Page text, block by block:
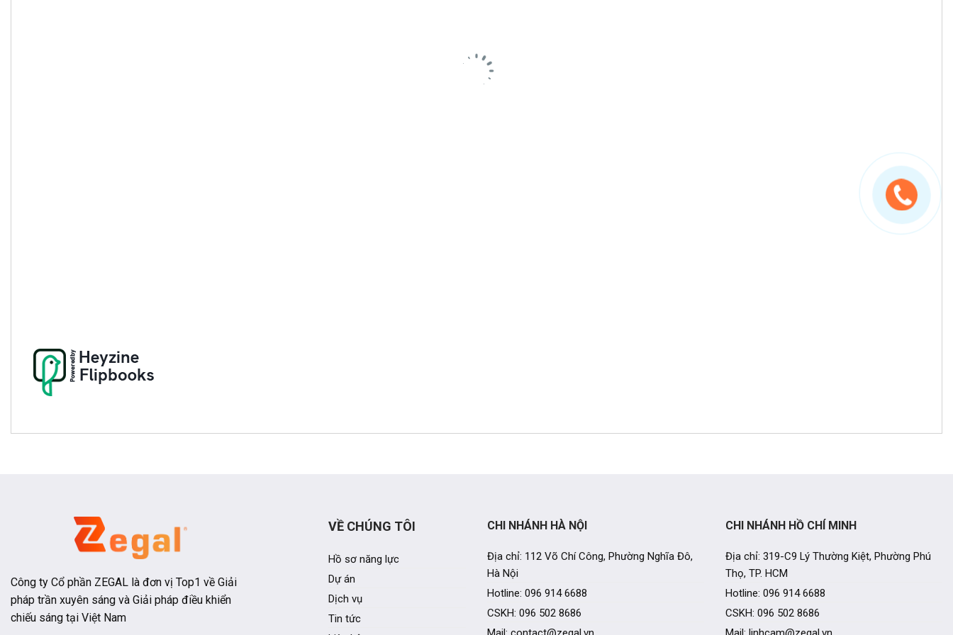
Công ty Cổ phần ZEGAL là đơn vị Top1 về Giải
pháp trần xuyên sáng và Giải pháp điều khiển
chiếu sáng tại Việt Nam
VỀ CHÚNG TÔI
Hồ sơ năng lực
Dự án
Dịch vụ
Tin tức
CHI NHÁNH HÀ NỘI
Địa chỉ: 112 Võ Chí Công, Phường Nghĩa Đô,
Hà Nội
Hotline: 096 914 6688
CSKH: 096 502 8686
CHI NHÁNH HỒ CHÍ MINH
Địa chỉ: 319-C9 Lý Thường Kiệt, Phường Phú
Thọ, TP. HCM
Hotline: 096 914 6688
CSKH: 096 502 8686